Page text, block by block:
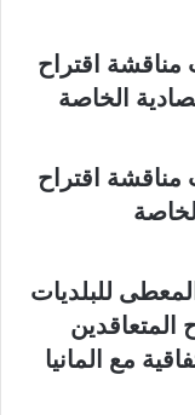
اقتراح
الخاصة
اقتراح
للبلديات
المتعاقدين
مع المانيا